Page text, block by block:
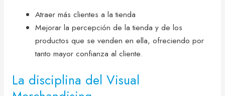
Atraer más clientes a la tienda
Mejorar la percepción de la tienda y de los
productos que se venden en ella, ofreciendo por
tanto mayor confianza al cliente.
La disciplina del Visual